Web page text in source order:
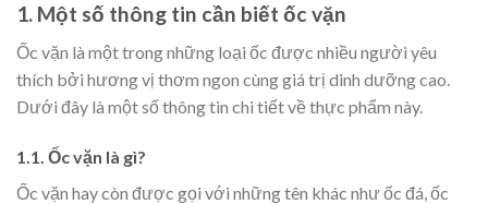
1. Một số thông tin cần biết ốc vặn
Ốc vặn là một trong những loại ốc được nhiều người yêu
thích bởi hương vị thơm ngon cùng giá trị dinh dưỡng cao.
Dưới đây là một số thông tin chi tiết về thực phẩm này.
1.1. Ốc vặn là gì?
Ốc vặn hay còn được gọi với những tên khác như ốc đá, ốc